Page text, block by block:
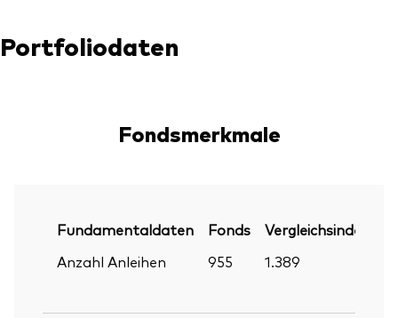
Portfoliodaten
Fondsmerkmale
Fundamentaldaten Fonds Vergleichsindex
Anzahl Anleihen
955 1.389